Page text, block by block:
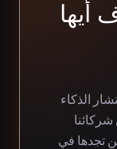
أيها
الذكاء
تجدها في